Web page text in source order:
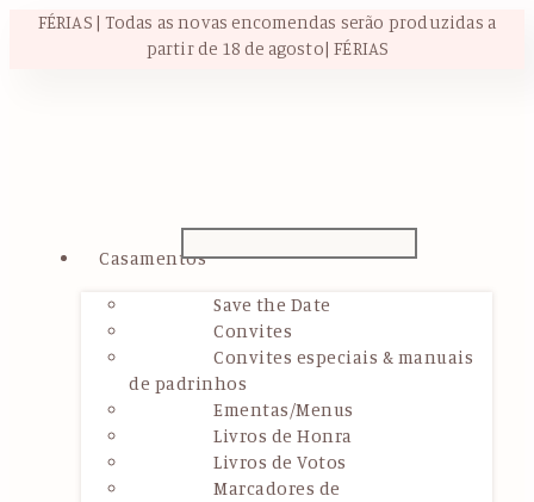
FÉRIAS | Todas as novas encomendas serão produzidas a
partir de 18 de agosto| FÉRIAS
Casamentos
Save the Date
Convites
Convites especiais & manuais
de padrinhos
Ementas/Menus
Livros de Honra
Livros de Votos
Marcadores de